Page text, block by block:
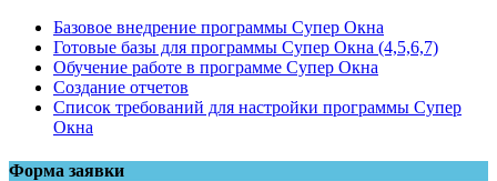
Базовое внедрение программы Супер Окна
Готовые базы для программы Супер Окна (4,5,6,7)
Обучение работе в программе Супер Окна
Создание отчетов
Список требований для настройки программы Супер
Окна
Форма заявки